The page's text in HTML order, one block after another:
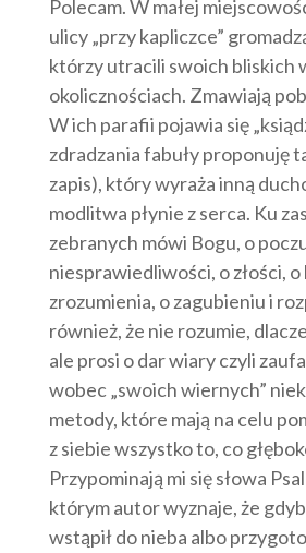
Polecam.W małej
ulicy „przy kapliczce”
którzy utracili swoich bliskich
okolicznościach. Zmawiają
W ich parafii pojawia się
zdradzania fabuły proponuję
zapis), który wyraża inną
modlitwa płynie z serca. Ku
zebranych mówi Bogu, o
niesprawiedliwości, o złości, o
zrozumienia, o zagubieniu i
również, że nie rozumie,
ale prosi o dar wiary czyli
wobec „swoich wiernych”
metody, które mają na celu
z siebie wszystko to, co
Przypominają mi się słowa
którym autor wyznaje, że
wstąpił do nieba albo